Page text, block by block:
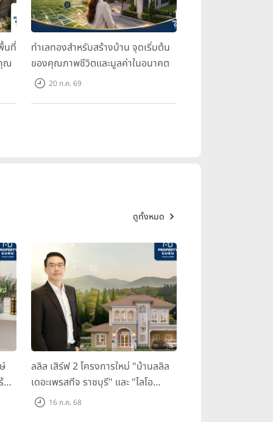
นที่
ณ
ทำเลทองสำหรับสร้างบ้าน จุดเริ่มต้น
ของคุณภาพชีวิตและมูลค่าในอนาคต
20 ก.ค. 69
ดูทั้งหมด
ม
ลลิล เสิร์ฟ 2 โครงการใหม่ "บ้านลลิล
เดอะเพรสทีจ ราชบุรี" และ "ไลโอ
ราชบุรี" บ้าน และทาวน์โฮมสไตล์
16 ก.ค. 68